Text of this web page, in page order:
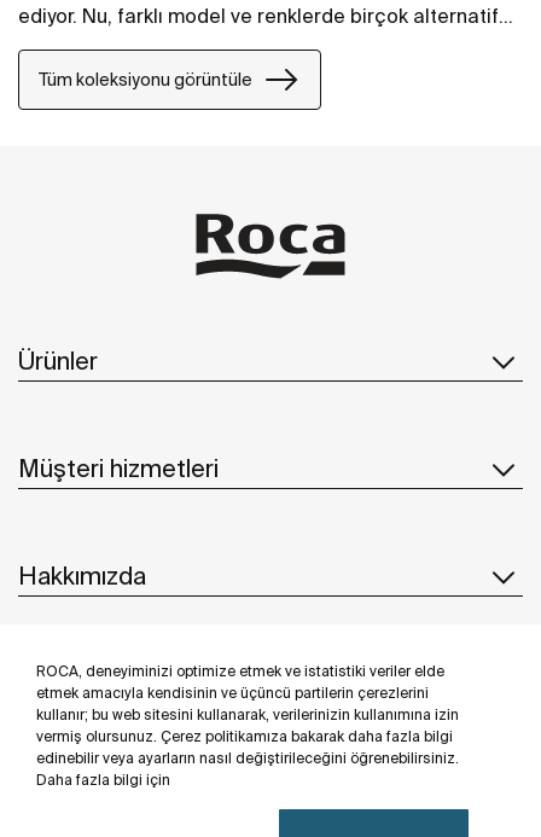
ROCA, deneyiminizi optimize etmek ve istatistiki veriler elde
etmek amacıyla kendisinin ve üçüncü partilerin çerezlerini
kullanır; bu web sitesini kullanarak, verilerinizin kullanımına izin
vermiş olursunuz. Çerez politikamıza bakarak daha fazla bilgi
edinebilir veya ayarların nasıl değiştirileceğini öğrenebilirsiniz.
Daha fazla bilgi için
ediyor. Nu, farklı model ve renklerde birçok alternatif
sunarak banyoları kişiselleştirmek için birden fazla
çözüm sunarken, yaratıcılığa da olanak tanıyor.
Tüm koleksiyonu görüntüle
Ürünler
Müşteri hizmetleri
Hakkımızda
İlham & Fikirler
Bizi takip edin